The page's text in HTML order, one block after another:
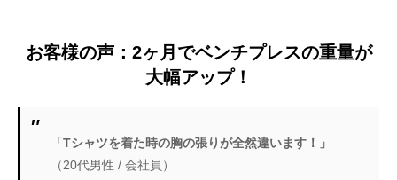
お客様の声：2ヶ月でベンチプレスの重量が
大幅アップ！
「Tシャツを着た時の胸の張りが全然違います！」
（20代男性 / 会社員）